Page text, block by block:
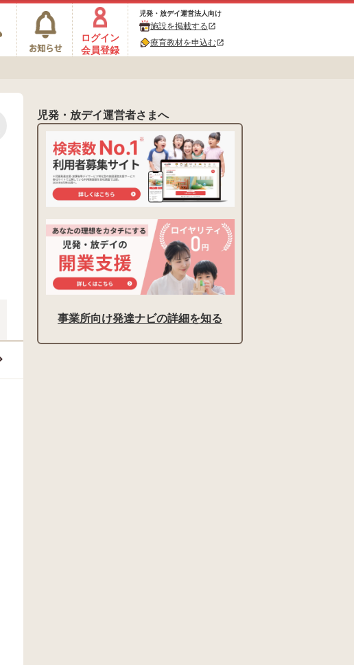
ログイン
会員登録
児発・放デイ運営法人向け
施設を掲載するopen_in_new
療育教材を申込むopen_in_new
児発・放デイ運営者さまへ
事業所向け発達ナビの詳細を知る